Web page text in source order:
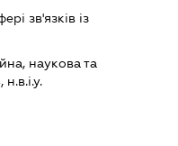
зв'язків із
наукова та
н.в.і.у.